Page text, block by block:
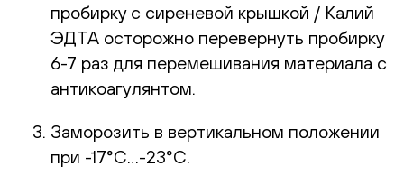
пробирку с сиреневой крышкой / Калий
ЭДТА осторожно перевернуть пробирку
6-7 раз для перемешивания материала с
антикоагулянтом.
Заморозить в вертикальном положении
при -17°С…-23°С.